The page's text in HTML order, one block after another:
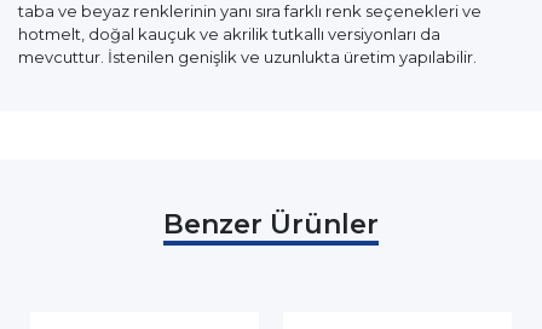
taba ve beyaz renklerinin yanı sıra farklı renk seçenekleri ve
hotmelt, doğal kauçuk ve akrilik tutkallı versiyonları da
mevcuttur. İstenilen genişlik ve uzunlukta üretim yapılabilir.
Benzer Ürünler